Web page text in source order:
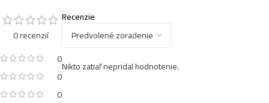
0 recenzií
0
0
0
Recenzie
Nikto zatiaľ nepridal hodnotenie.